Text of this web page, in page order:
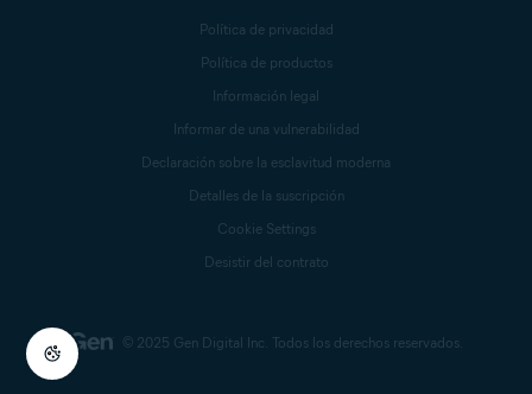
© 2025 Gen Digital Inc. Todos los derechos reservados.
Política de privacidad
Política de productos
Información legal
Informar de una vulnerabilidad
Declaración sobre la esclavitud moderna
Detalles de la suscripción
Cookie Settings
Desistir del contrato